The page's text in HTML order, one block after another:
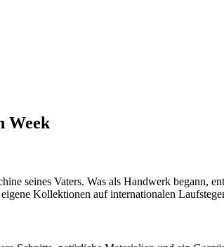
Week
seines Vaters. Was als Handwerk
Kollektionen auf internationalen